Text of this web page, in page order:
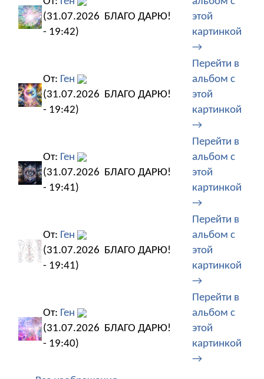
(31.07.2026
- 19:42)
БЛАГО ДАРЮ!
этой
картинкой
→
От: Ген
(31.07.2026
- 19:42)
БЛАГО ДАРЮ!
Перейти в
альбом с
этой
картинкой
→
От: Ген
(31.07.2026
- 19:41)
БЛАГО ДАРЮ!
Перейти в
альбом с
этой
картинкой
→
От: Ген
(31.07.2026
- 19:41)
БЛАГО ДАРЮ!
Перейти в
альбом с
этой
картинкой
→
От: Ген
(31.07.2026
- 19:40)
БЛАГО ДАРЮ!
Перейти в
альбом с
этой
картинкой
→